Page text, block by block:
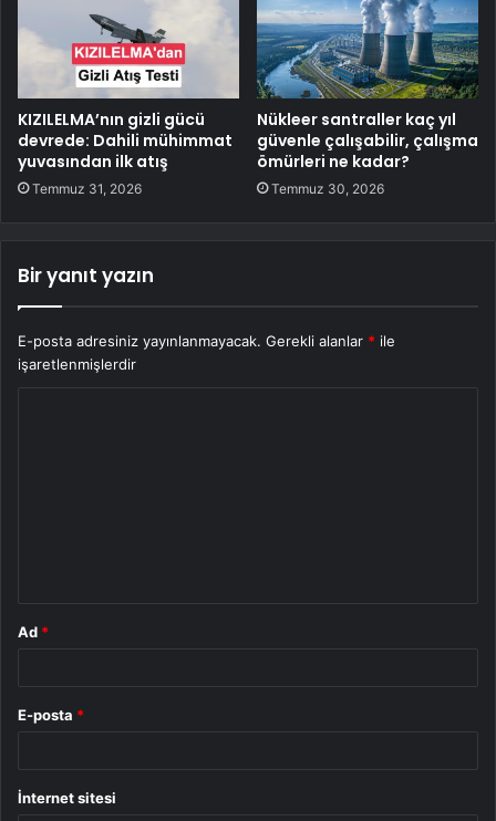
KIZILELMA’nın gizli gücü
devrede: Dahili mühimmat
yuvasından ilk atış
Temmuz 31, 2026
Nükleer santraller kaç yıl
güvenle çalışabilir, çalışma
ömürleri ne kadar?
Temmuz 30, 2026
Bir yanıt yazın
E-posta adresiniz yayınlanmayacak. Gerekli alanlar * ile
işaretlenmişlerdir
Ad *
E-posta *
İnternet sitesi